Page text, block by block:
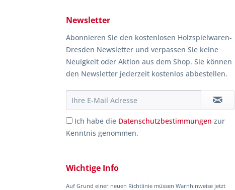
Newsletter
Abonnieren Sie den kostenlosen Holzspielwaren-
Dresden Newsletter und verpassen Sie keine
Neuigkeit oder Aktion aus dem Shop. Sie können
den Newsletter jederzeit kostenlos abbestellen.
Ich habe die Datenschutzbestimmungen zur
Kenntnis genommen.
Wichtige Info
Auf Grund einer neuen Richtlinie müssen Warnhinweise jetzt